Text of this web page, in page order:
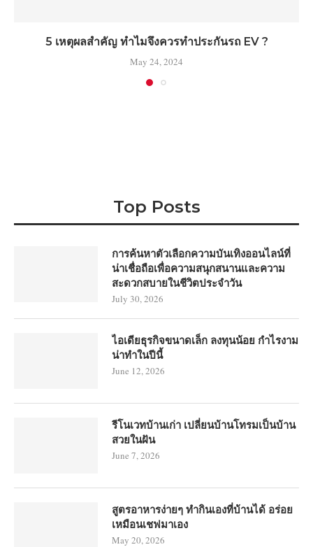
5 เหตุผลสำคัญ ทำไมจึงควรทำประกันรถ EV ?
May 24, 2024
Top Posts
การค้นหาตัวเลือกความบันเทิงออนไลน์ที่
น่าเชื่อถือเพื่อความสนุกสนานและความ
สะดวกสบายในชีวิตประจำวัน
July 30, 2026
ไอเดียธุรกิจขนาดเล็ก ลงทุนน้อย กำไรงาม
น่าทำในปีนี้
June 12, 2026
รีโนเวทบ้านเก่า เปลี่ยนบ้านโทรมเป็นบ้าน
สวยในฝัน
June 7, 2026
สูตรอาหารง่ายๆ ทำกินเองที่บ้านได้ อร่อย
เหมือนเชฟมาเอง
May 20, 2026